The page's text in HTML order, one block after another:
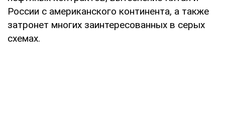
России с американского континента, а также
затронет многих заинтересованных в серых
схемах.